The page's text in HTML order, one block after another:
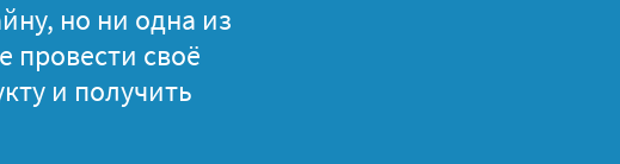
но ни одна из
провести своё
и получить